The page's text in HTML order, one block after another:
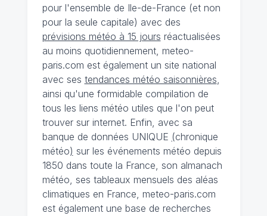
pour l'ensemble de Ile-de-France (et non
pour la seule capitale) avec des
prévisions météo à 15 jours réactualisées
au moins quotidiennement, meteo-
paris.com est également un site national
avec ses tendances météo saisonnières,
ainsi qu'une formidable compilation de
tous les liens météo utiles que l'on peut
trouver sur internet. Enfin, avec sa
banque de données UNIQUE (chronique
météo) sur les événements météo depuis
1850 dans toute la France, son almanach
météo, ses tableaux mensuels des aléas
climatiques en France, meteo-paris.com
est également une base de recherches